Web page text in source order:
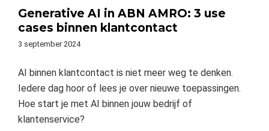
Generative AI in ABN AMRO: 3 use
cases binnen klantcontact
3 september 2024
AI binnen klantcontact is niet meer weg te denken.
Iedere dag hoor of lees je over nieuwe toepassingen.
Hoe start je met AI binnen jouw bedrijf of
klantenservice?